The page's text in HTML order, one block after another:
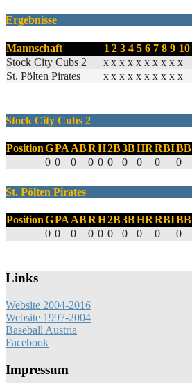
Ergebnisse
Mannschaft 1 2 3 4 5 6 7 8 9 10
Stock City Cubs 2
xx x x x x x x x x
St. Pölten Pirates
xx x x x x x x x x
Stock City Cubs 2
PositionGPA ABRH2B3BHRRBIBB
0 0 0 0 0 0 0 0 0 0
St. Pölten Pirates
PositionGPA ABRH2B3BHRRBIBB
0 0 0 0 0 0 0 0 0 0
Links
Website 2004-2016
Website 1997-2004
Baseball Austria
Facebook
Impressum